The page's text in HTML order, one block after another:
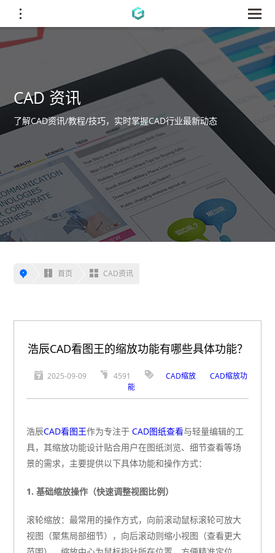
CAD 资讯
了解CAD资讯/教程/技巧，实时掌握CAD行业最新动态
首页 CAD资讯
浩辰CAD看图王的缩放功能有哪些具体功能？
2025-09-09 4591 CAD缩放
CAD缩放功
能
浩辰CAD看图王作为专注于CAD图纸查看与轻量编辑的工
具，其缩放功能设计贴合用户在图纸浏览、细节查看等场
景的需求，主要提供以下具体功能和操作方式：
1. 基础缩放操作（快速调整视图比例）
滚轮缩放：最常用的操作方式，向前滚动鼠标滚轮可放大
视图（聚焦局部细节），向后滚动则缩小视图（查看更大